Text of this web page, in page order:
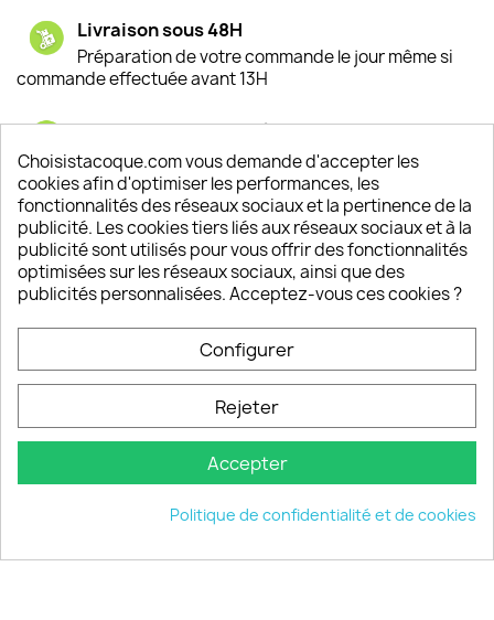
Livraison sous 48H
Préparation de votre commande le jour même si
commande effectuée avant 13H
Satisfaction de nos clients
Depuis 2009, entre 92% et 94% de nos clients
sont satisfaits de nos produits
Un SAV à votre écoute
Notre SAV est disponible 6/7J de 10h à 18H
keyboard_arrow_down
© 2026 - choisistacoque.com
Choisistacoque.com vous demande d'accepter les
cookies afin d'optimiser les performances, les
fonctionnalités des réseaux sociaux et la pertinence de la
publicité. Les cookies tiers liés aux réseaux sociaux et à la
publicité sont utilisés pour vous offrir des fonctionnalités
optimisées sur les réseaux sociaux, ainsi que des
publicités personnalisées. Acceptez-vous ces cookies ?
Configurer
Rejeter
Accepter
Politique de confidentialité et de cookies